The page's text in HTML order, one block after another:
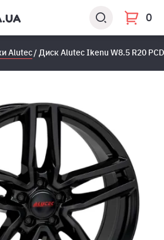
0
Alutec Диск Alutec Ikenu W8.5 R20